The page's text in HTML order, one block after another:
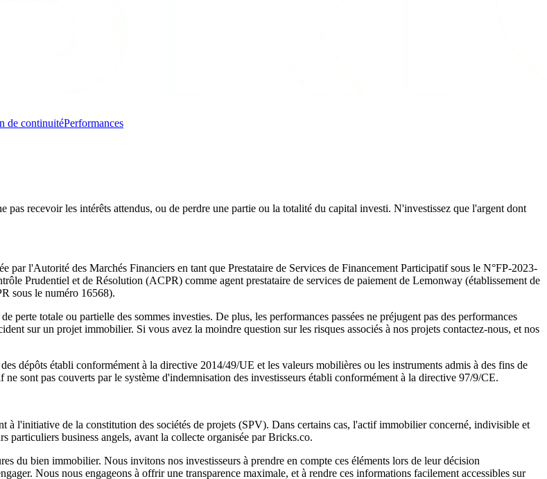
de continuitéPerformances
recevoir les intérêts attendus, ou de perdre une partie ou la totalité du capital investi. N'investissez que l'argent dont
l'Autorité des Marchés Financiers en tant que Prestataire de Services de Financement Participatif sous le N°FP-2023-
Prudentiel et de Résolution (ACPR) comme agent prestataire de services de paiement de Lemonway (établissement de
sous le numéro 16568).
totale ou partielle des sommes investies. De plus, les performances passées ne préjugent pas des performances
sur un projet immobilier. Si vous avez la moindre question sur les risques associés à nos projets contactez-nous, et nos
dépôts établi conformément à la directive 2014/49/UE et les valeurs mobilières ou les instruments admis à des fins de
sont pas couverts par le système d'indemnisation des investisseurs établi conformément à la directive 97/9/CE.
à l'initiative de la constitution des sociétés de projets (SPV). Dans certains cas, l'actif immobilier concerné, indivisible et
particuliers business angels, avant la collecte organisée par Bricks.co.
du bien immobilier. Nous invitons nos investisseurs à prendre en compte ces éléments lors de leur décision
Nous nous engageons à offrir une transparence maximale, et à rendre ces informations facilement accessibles sur